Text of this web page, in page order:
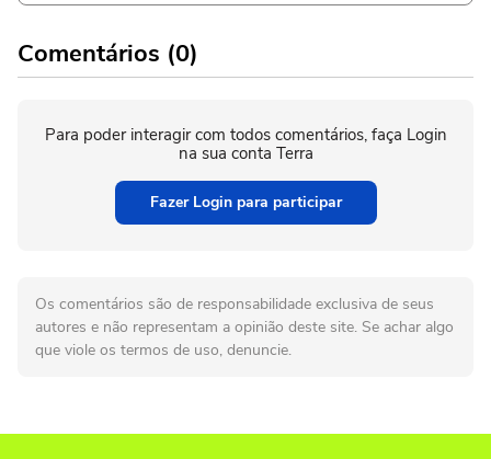
Comentários (0)
Para poder interagir com todos comentários, faça Login
na sua conta Terra
Fazer Login para participar
Os comentários são de responsabilidade exclusiva de seus
autores e não representam a opinião deste site. Se achar algo
que viole os termos de uso, denuncie.